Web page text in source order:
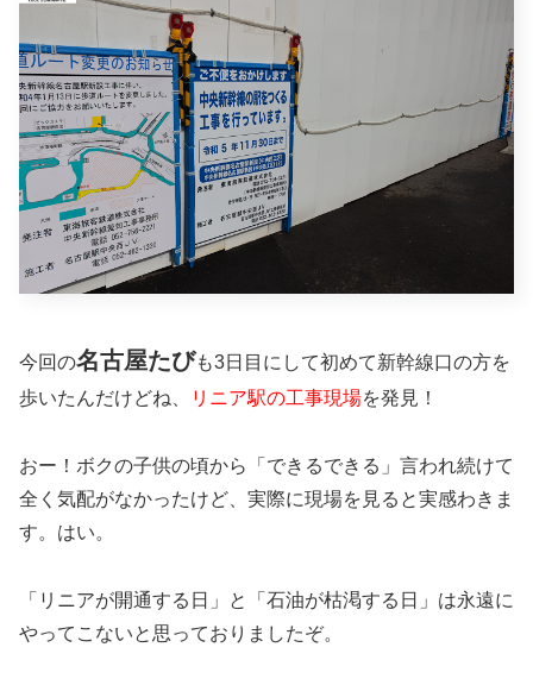
今回の名古屋たびも3日目にして初めて新幹線口の方を
歩いたんだけどね、
リニア駅の工事現場を発見！
おー！ボクの子供の頃から「できるできる」言われ続けて
全く気配がなかったけど、実際に現場を見ると実感わきま
す。はい。
「リニアが開通する日」と「石油が枯渇する日」は永遠に
やってこないと思っておりましたぞ。